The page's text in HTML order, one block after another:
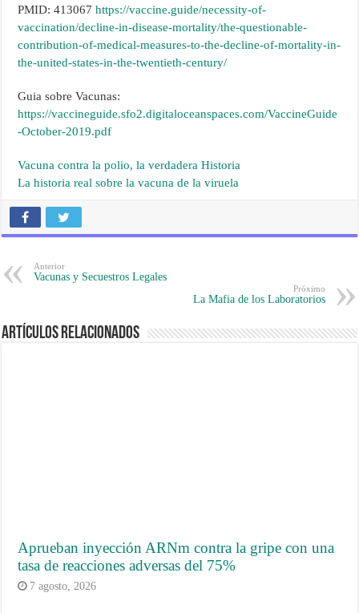
PMID: 413067https://vaccine.guide/necessity-of-
vaccination/decline-in-disease-mortality/the-questionable-
contribution-of-medical-measures-to-the-decline-of-mortality-in-
the-united-states-in-the-twentieth-century/
Guia sobre Vacunas:
https://vaccineguide.sfo2.digitaloceanspaces.com/VaccineGuide
-October-2019.pdf
Vacuna contra la polio, la verdadera Historia
La historia real sobre la vacuna de la viruela
Anterior
Vacunas y Secuestros Legales
Próximo
La Mafia de los Laboratorios
Artículos Relacionados
Aprueban inyección ARNm contra la gripe con una
tasa de reacciones adversas del 75%
7 agosto, 2026